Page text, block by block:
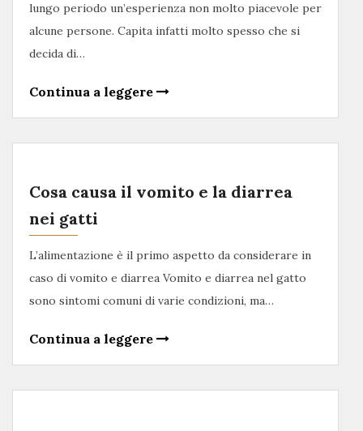
lungo periodo un’esperienza non molto piacevole per
alcune persone. Capita infatti molto spesso che si
decida di…
Continua a leggere
Cosa causa il vomito e la diarrea
nei gatti
L’alimentazione è il primo aspetto da considerare in
caso di vomito e diarrea Vomito e diarrea nel gatto
sono sintomi comuni di varie condizioni, ma…
Continua a leggere